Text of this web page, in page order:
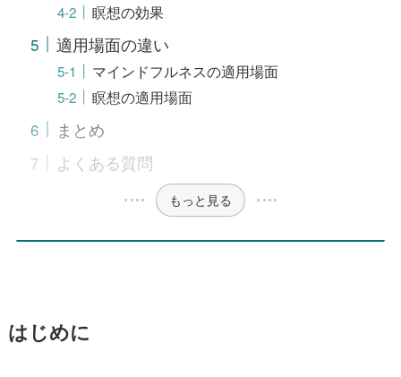
瞑想の効果
適用場面の違い
マインドフルネスの適用場面
瞑想の適用場面
まとめ
よくある質問
もっと見る
はじめに